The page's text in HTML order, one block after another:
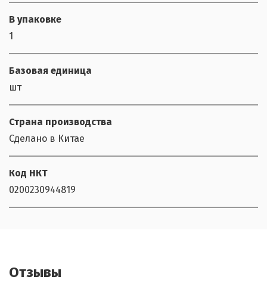
В упаковке
1
Базовая единица
шт
Страна производства
Сделано в Китае
Код НКТ
0200230944819
Отзывы